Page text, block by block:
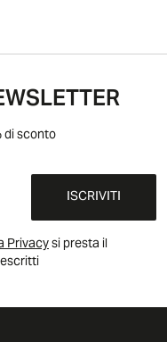
sconto
ISCRIVITI
Privacysi presta il